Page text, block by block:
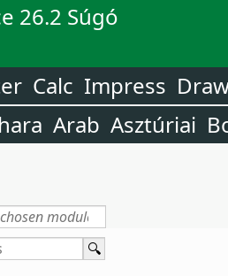
26.2 Súgó
Calc Impress
Arab Asztúriai